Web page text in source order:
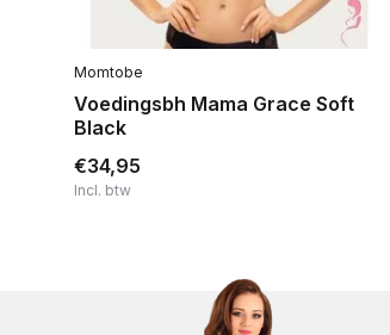
Momtobe
Voedingsbh Mama Grace Soft
Black
€34,95
Incl. btw